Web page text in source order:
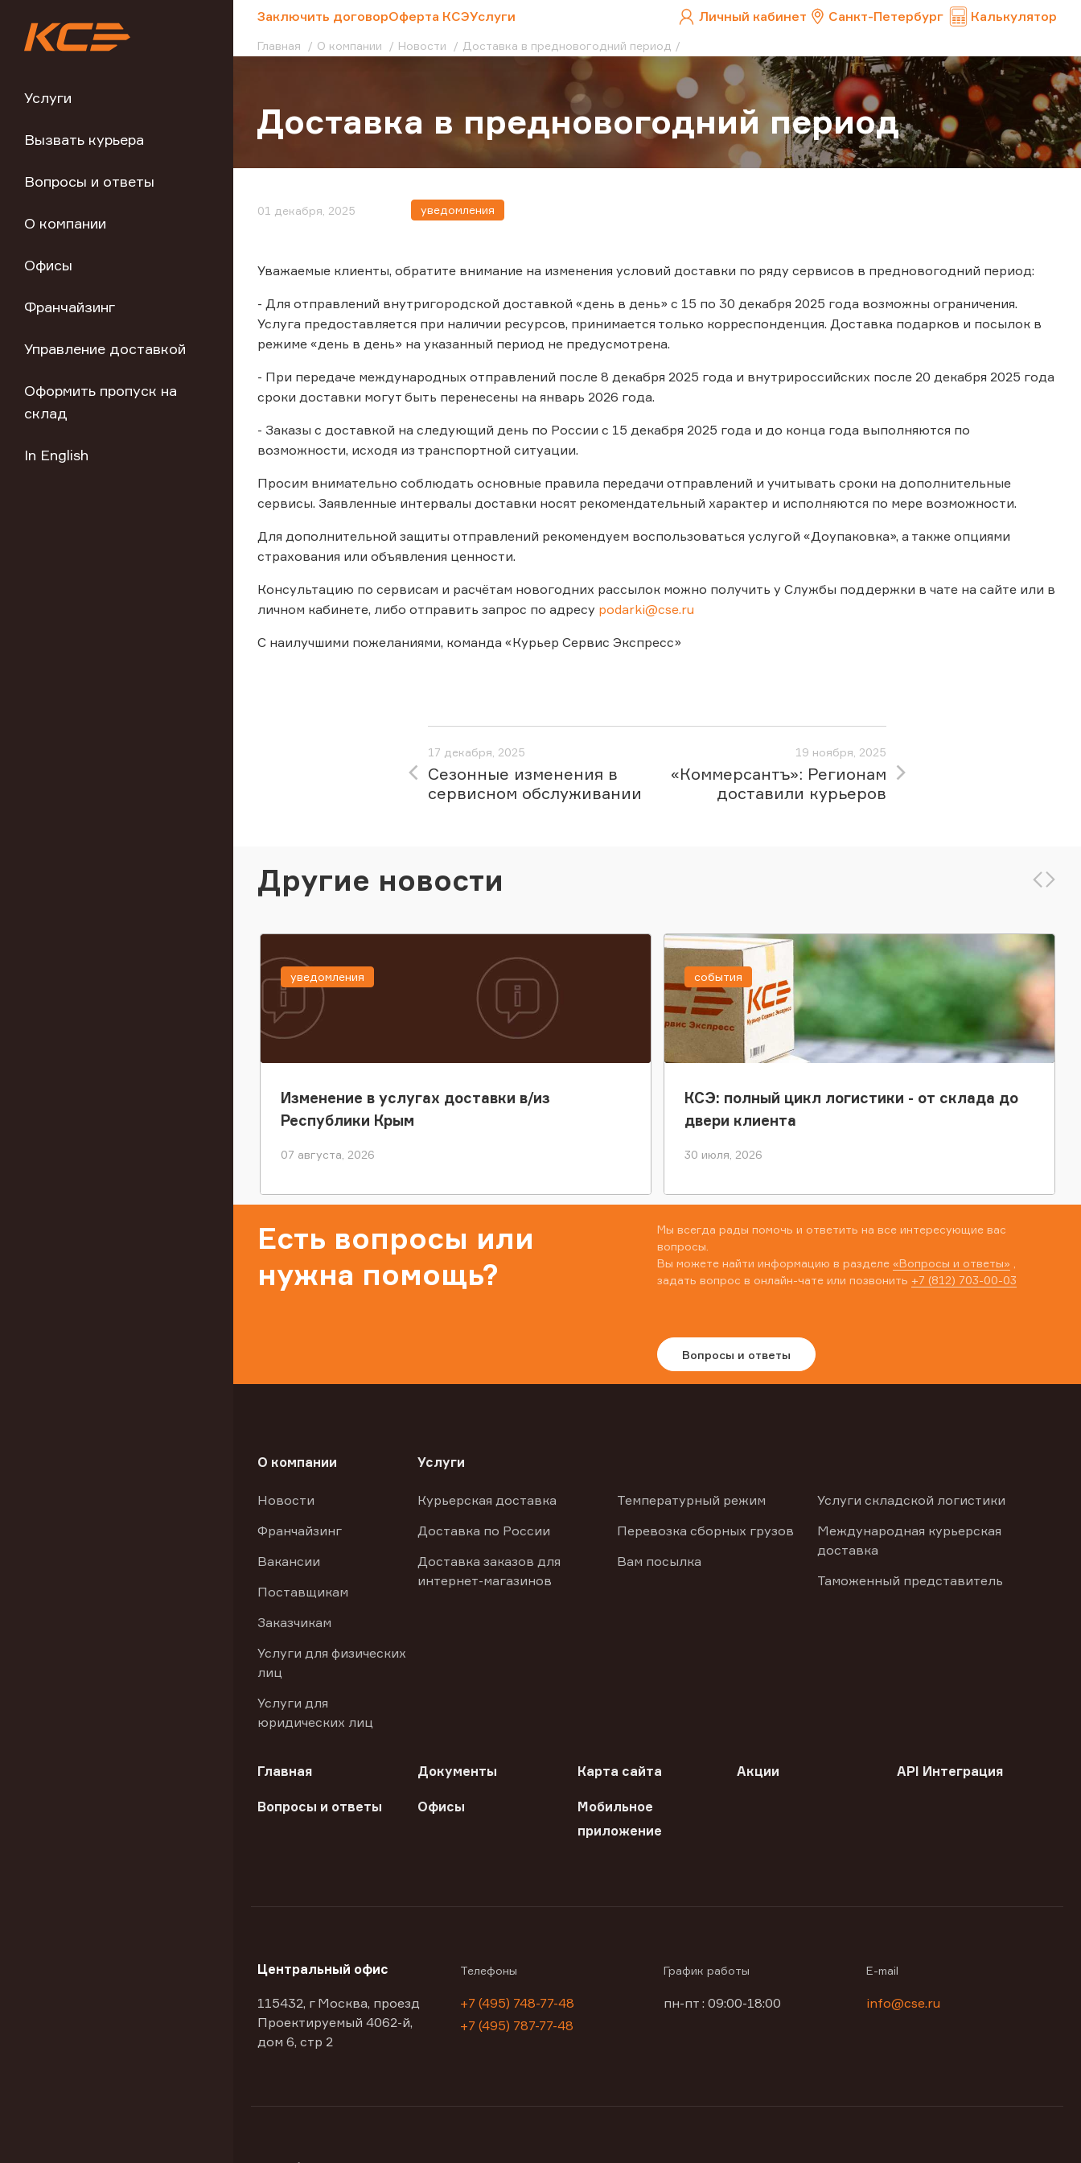
Услуги
Вызвать курьера
Вопросы и ответы
О компании
Офисы
Франчайзинг
Управление доставкой
Оформить пропуск на
склад
In English
Заключить договорОферта КСЭУслуги Личный кабинет Санкт-Петербург Калькулятор
Главная О компании Новости Доставка в предновогодний период
Доставка в предновогодний период
01 декабря, 2025 уведомления
Уважаемые клиенты, обратите внимание на изменения условий доставки по ряду сервисов в предновогодний период:
- Для отправлений внутригородской доставкой «день в день» с 15 по 30 декабря 2025 года возможны ограничения.
Услуга предоставляется при наличии ресурсов, принимается только корреспонденция. Доставка подарков и посылок в
режиме «день в день» на указанный период не предусмотрена.
- При передаче международных отправлений после 8 декабря 2025 года и внутрироссийских после 20 декабря 2025 года
сроки доставки могут быть перенесены на январь 2026 года.
- Заказы с доставкой на следующий день по России с 15 декабря 2025 года и до конца года выполняются по
возможности, исходя из транспортной ситуации.
Просим внимательно соблюдать основные правила передачи отправлений и учитывать сроки на дополнительные
сервисы. Заявленные интервалы доставки носят рекомендательный характер и исполняются по мере возможности.
Для дополнительной защиты отправлений рекомендуем воспользоваться услугой «Доупаковка», а также опциями
страхования или объявления ценности.
Консультацию по сервисам и расчётам новогодних рассылок можно получить у Службы поддержки в чате на сайте или в
личном кабинете, либо отправить запрос по адресу podarki@cse.ru
С наилучшими пожеланиями, команда «Курьер Сервис Экспресс»
17 декабря, 2025
Сезонные изменения в
сервисном обслуживании
19 ноября, 2025
«Коммерсантъ»: Регионам
доставили курьеров
Другие новости
Изменение в услугах доставки в/из
Республики Крым
07 августа, 2026
уведомления
КСЭ: полный цикл логистики - от склада до
двери клиента
30 июля, 2026
события
Есть вопросы или
нужна помощь?
Мы всегда рады помочь и ответить на все интересующие вас
вопросы.
Вы можете найти информацию в разделе «Вопросы и ответы»
задать вопрос в онлайн-чате или позвонить +7 (812) 703-00-03
Вопросы и ответы
О компании
Новости
Франчайзинг
Вакансии
Поставщикам
Заказчикам
Услуги для физических
лиц
Услуги для
юридических лиц
Услуги
Курьерская доставка
Доставка по России
Доставка заказов для
интернет-магазинов
Температурный режим
Перевозка сборных грузов
Вам посылка
Услуги складской логистики
Международная курьерская
доставка
Таможенный представитель
Главная Документы Карта сайта Акции API Интеграция
Вопросы и ответы Офисы
Мобильное
приложение
Центральный офис
115432, г Москва, проезд
Проектируемый 4062-й,
дом 6, стр 2
Телефоны
+7 (495) 748-77-48
+7 (495) 787-77-48
График работы
пн-пт : 09:00-18:00
E-mail
info@cse.ru